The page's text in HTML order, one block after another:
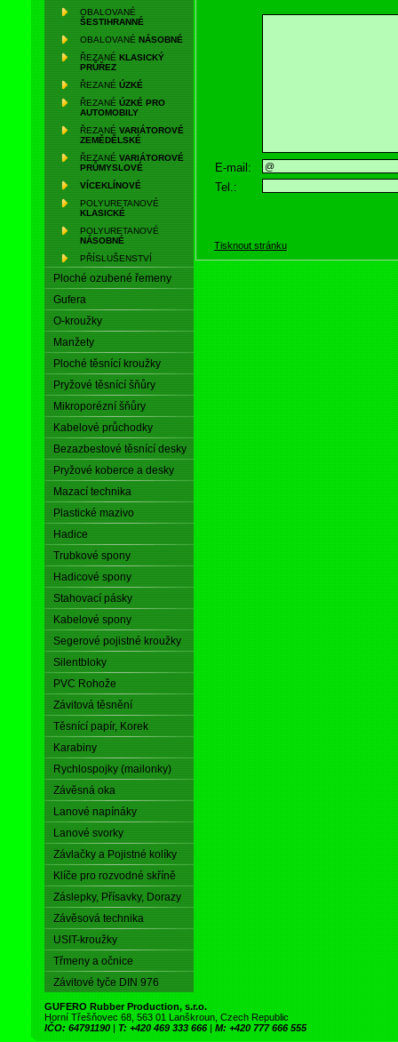
OBALOVANÉ
ŠESTIHRANNÉ
OBALOVANÉ NÁSOBNÉ
ŘEZANÉ KLASICKÝ
PRŮŘEZ
ŘEZANÉ ÚZKÉ
ŘEZANÉ ÚZKÉ PRO
AUTOMOBILY
ŘEZANÉ VARIÁTOROVÉ
ZEMĚDĚLSKÉ
ŘEZANÉ VARIÁTOROVÉ
PRŮMYSLOVÉ
VÍCEKLÍNOVÉ
POLYURETANOVÉ
KLASICKÉ
POLYURETANOVÉ
NÁSOBNÉ
PŘÍSLUŠENSTVÍ
Ploché ozubené řemeny
Gufera
O-kroužky
Manžety
Ploché těsnící kroužky
Pryžové těsnící šňůry
Mikroporézní šňůry
Kabelové průchodky
Bezazbestové těsnící desky
Pryžové koberce a desky
Mazací technika
Plastické mazivo
Hadice
Trubkové spony
Hadicové spony
Stahovací pásky
Kabelové spony
Segerové pojistné kroužky
Silentbloky
PVC Rohože
Závitová těsnění
Těsnící papír, Korek
Karabiny
Rychlospojky (mailonky)
Závěsná oka
Lanové napínáky
Lanové svorky
Závlačky a Pojistné kolíky
Klíče pro rozvodné skříně
Záslepky, Přísavky, Dorazy
Závěsová technika
USIT-kroužky
Třmeny a očnice
Závitové tyče DIN 976
E-mail:
Tel.:
Tisknout stránku
GUFERO Rubber Production, s.r.o.
Horní Třešňovec 68, 563 01 Lanškroun, Czech Republic
IČO: 64791190 | T: +420 469 333 666 | M: +420 777 666 555